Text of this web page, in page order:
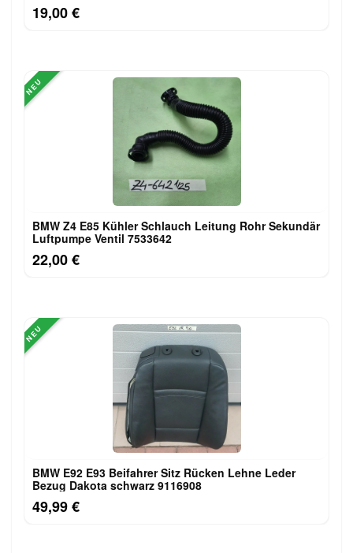
19,00 €
NEU
BMW Z4 E85 Kühler Schlauch Leitung Rohr Sekundär
Luftpumpe Ventil 7533642
22,00 €
NEU
BMW E92 E93 Beifahrer Sitz Rücken Lehne Leder
Bezug Dakota schwarz 9116908
49,99 €